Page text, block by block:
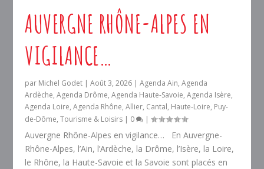
AUVERGNE RHÔNE-ALPES EN
VIGILANCE…
par Michel Godet |Août 3, 2026 |Agenda Ain,Agenda
Ardèche,Agenda Drôme,Agenda Haute-Savoie,Agenda Isère,
Agenda Loire,Agenda Rhône,Allier, Cantal, Haute-Loire, Puy-
de-Dôme,Tourisme & Loisirs | 0 |
Auvergne Rhône-Alpes en vigilance… En Auvergne-
Rhône-Alpes, l’Ain, l’Ardèche, la Drôme, l’Isère, la Loire,
le Rhône, la Haute-Savoie et la Savoie sont placés en